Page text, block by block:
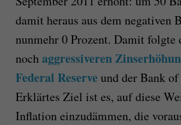
damit heraus aus dem negativen
nunmehr 0 Prozent. Damit folgte
nochaggressiveren
Federal Reserveund der Bank of
Erklärtes Ziel ist es, auf diese
Inflation einzudämmen, die